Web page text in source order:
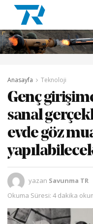
Anasayfa Teknoloji
Genç
sanal
evde göz
yazan Savunma TR
Okuma Süresi: 4 dakika